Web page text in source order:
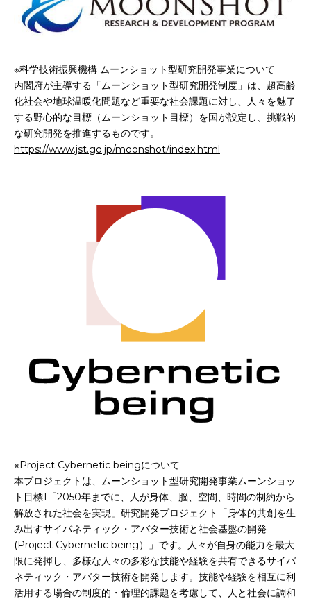
※科学技術振興機構 ムーンショット型研究開発事業について
内閣府が主導する「ムーンショット型研究開発制度」は、超高齢
化社会や地球温暖化問題など重要な社会課題に対し、人々を魅了
する野心的な目標（ムーンショット目標）を国が設定し、挑戦的
な研究開発を推進するものです。
https://www.jst.go.jp/moonshot/index.html
※Project Cybernetic beingについて
本プロジェクトは、ムーンショット型研究開発事業ムーンショッ
ト目標1「2050年までに、人が身体、脳、空間、時間の制約から
解放された社会を実現」研究開発プロジェクト「身体的共創を生
み出すサイバネティック・アバター技術と社会基盤の開発
(Project Cybernetic being）」です。人々が自身の能力を最大
限に発揮し、多様な人々の多彩な技能や経験を共有できるサイバ
ネティック・アバター技術を開発します。技能や経験を相互に利
活用する場合の制度的・倫理的課題を考慮して、人と社会に調和